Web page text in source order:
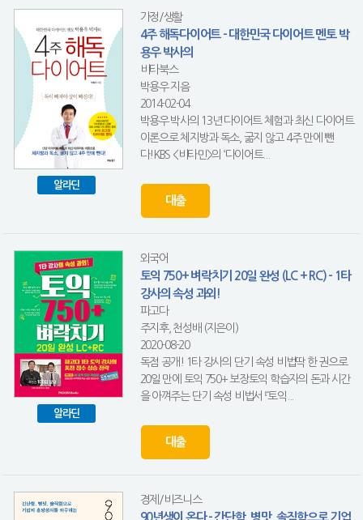
알라딘
가정/생활
4주 해독다이어트 - 대한민국 다이어트 멘토 박
용우 박사의
비타북스
박용우 지음
2014-02-04
박용우 박사의 13년 다이어트 체험과 최신 다이어트
이론으로 체지방과 독소, 굶지 않고 4주 만에 뺀
다!KBS <비타민>의 ‘다이어트...
대출
알라딘
외국어
토익 750+ 벼락치기 20일 완성 (LC + RC) - 1타
강사의 속성 과외!
파고다
주지후, 천성배 (지은이)
2020-08-20
독점 공개! 1타 강사의 단기 속성 비법딱 한 권으로
20일 만에 토익 750+ 보장토익 학습자의 돈과 시간
을 아껴주는 단기 속성 비법서 『토익...
대출
경제/비즈니스
90년생이 온다 - 간단함, 병맛, 솔직함으로 기업